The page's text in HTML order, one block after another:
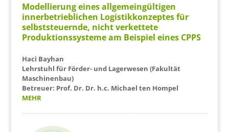
Modellierung eines allgemeingültigen
innerbetrieblichen Logistikkonzeptes für
selbststeuernde, nicht verkettete
Produktionssysteme am Beispiel eines CPPS
Haci Bayhan
Lehrstuhl für Förder- und Lagerwesen (Fakultät
Maschinenbau)
Betreuer: Prof. Dr. Dr. h.c. Michael ten Hompel
MEHR